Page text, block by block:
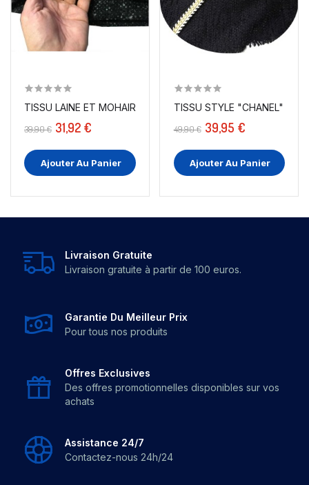
TISSU LAINE ET MOHAIR NOIR CHINÉ AU MÈTRE...
39,90 € 31,92 €
Ajouter Au Panier
TISSU STYLE "CHANEL"
49,90 € 39,95 €
Ajouter Au Panier
Livraison Gratuite
Livraison gratuite à partir de 100 euros.
Garantie Du Meilleur Prix
Pour tous nos produits
Offres Exclusives
Des offres promotionnelles disponibles sur vos
achats
Assistance 24/7
Contactez-nous 24h/24